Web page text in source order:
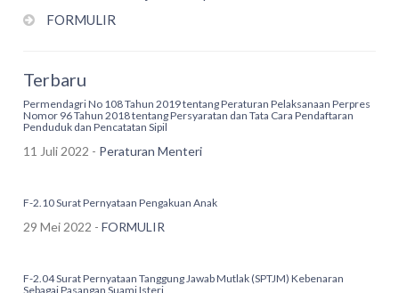
FORMULIR
Terbaru
Permendagri No 108 Tahun 2019 tentang Peraturan Pelaksanaan Perpres
Nomor 96 Tahun 2018 tentang Persyaratan dan Tata Cara Pendaftaran
Penduduk dan Pencatatan Sipil
11 Juli 2022 - Peraturan Menteri
F-2.10 Surat Pernyataan Pengakuan Anak
29 Mei 2022 -FORMULIR
F-2.04 Surat Pernyataan Tanggung Jawab Mutlak (SPTJM) Kebenaran
Sebagai Pasangan Suami Isteri